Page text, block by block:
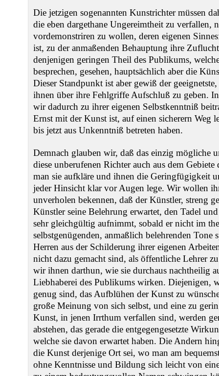
Die jetzigen sogenannten Kunstrichter müssen
die eben dargethane Ungereimtheit zu verfallen,
vordemonstriren zu wollen, deren eigenen
ist, zu der anmaßenden Behauptung ihre
denjenigen geringen Theil des Publikums,
besprechen, gesehen, hauptsächlich aber die
Dieser Standpunkt ist aber gewiß der
ihnen über ihre Fehlgriffe Aufschluß zu geben.
wir dadurch zu ihrer eigenen Selbstkenntniß
Ernst mit der Kunst ist, auf einen sicherern Weg
bis jetzt aus Unkenntniß betreten haben.
Demnach glauben wir, daß das einzig mögliche
diese unberufenen Richter auch aus dem
man sie aufkläre und ihnen die Geringfügigkeit
jeder Hinsicht klar vor Augen lege. Wir wollen
unverholen bekennen, daß der Künstler, streng
Künstler seine Belehrung erwartet, den Tadel
sehr gleichgültig aufnimmt, sobald er nicht im
selbstgenügenden, anmaßlich belehrenden Tone
Herren aus der Schilderung ihrer eigenen
nicht dazu gemacht sind, als öffentliche Lehrer
wir ihnen darthun, wie sie durchaus nachtheilig
Liebhaberei des Publikums wirken. Diejenigen,
genug sind, das Aufblühen der Kunst zu
große Meinung von sich selbst, und eine zu
Kunst, in jenen Irrthum verfallen sind, werden
abstehen, das gerade die entgegengesetzte
welche sie davon erwartet haben. Die Andern
die Kunst derjenige Ort sei, wo man am
ohne Kenntnisse und Bildung sich leicht von